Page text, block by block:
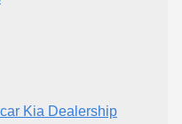
Kia Dealership